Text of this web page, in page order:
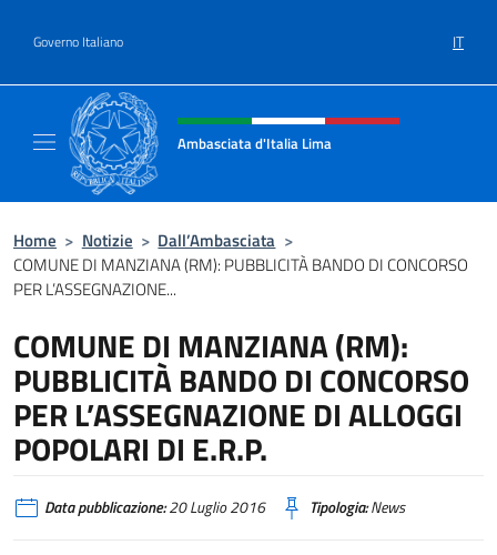
Governo Italiano IT
Intestazione sito, social e menù
Ambasciata d'Italia Lima
Home > Notizie > Dall’Ambasciata >
COMUNE DI MANZIANA (RM): PUBBLICITÀ BANDO DI CONCORSO
PER L’ASSEGNAZIONE...
COMUNE DI MANZIANA (RM):
PUBBLICITÀ BANDO DI CONCORSO
PER L’ASSEGNAZIONE DI ALLOGGI
POPOLARI DI E.R.P.
Data pubblicazione:20 Luglio 2016 Tipologia:News